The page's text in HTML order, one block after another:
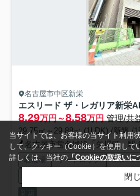
名古屋市中区新栄
エスリード ザ・レガリア新栄
8.29万円～8.58万円 管理/共
29.75㎡～29.88㎡ (1LDK) /新築 /
名古屋市営名城線「矢場町」駅
駐輪場 オートロック エレベ
当サイトでは、お客様の当サイト利用
して、クッキー（Cookie）を使用して
詳しくは、当社の「Cookieの取扱いに
閉